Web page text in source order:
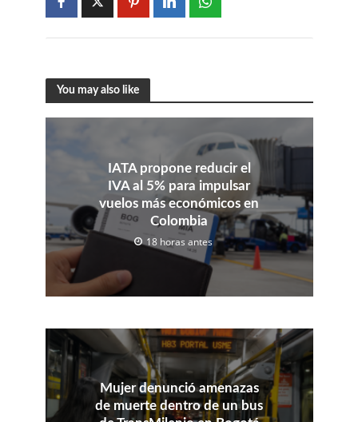
You may also like
IATA propone reducir el
IVA al 5% para impulsar
vuelos más económicos en
Colombia
18 horas antes
Mujer denunció amenazas
de muerte dentro de un bus